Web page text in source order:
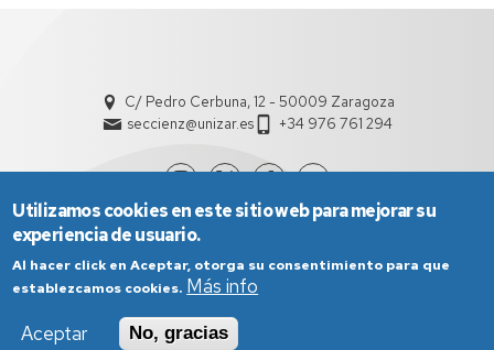
C/ Pedro Cerbuna, 12 - 50009 Zaragoza
seccienz@unizar.es
+34 976 761 294
Aviso Legal
Condiciones generales de uso
Utilizamos cookies en este sitio web para mejorar su
experiencia de usuario.
Al hacer click en Aceptar, otorga su consentimiento para que
establezcamos cookies. Más info
Aceptar
No, gracias